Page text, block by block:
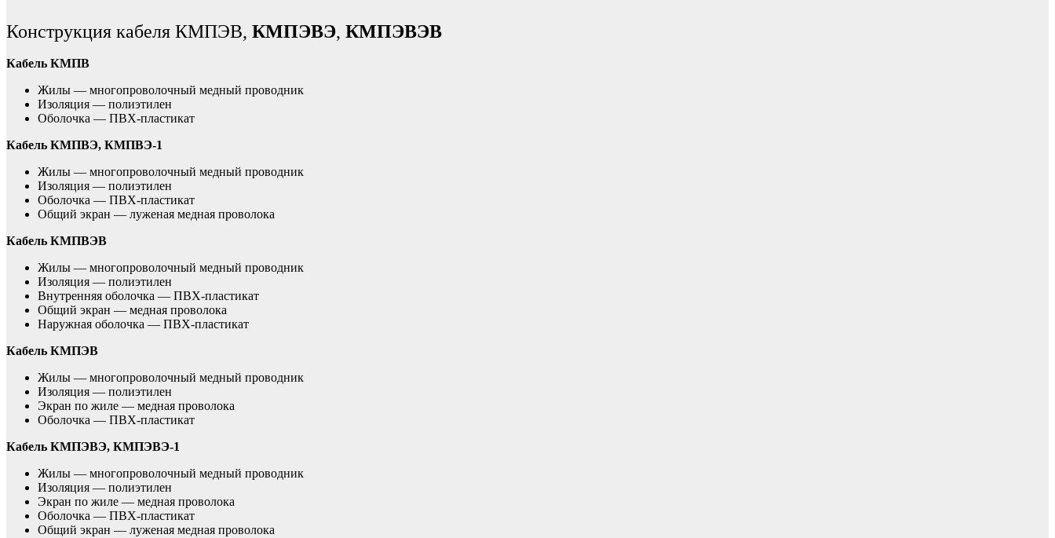
Конструкция кабеля КМПЭВ, КМПЭВЭ, КМПЭВЭВ
Кабель КМПВ
Жилы — многопроволочный медный проводник
Изоляция — полиэтилен
Оболочка — ПВХ-пластикат
Кабель КМПВЭ, КМПВЭ-1
Жилы — многопроволочный медный проводник
Изоляция — полиэтилен
Оболочка — ПВХ-пластикат
Общий экран — луженая медная проволока
Кабель КМПВЭВ
Жилы — многопроволочный медный проводник
Изоляция — полиэтилен
Внутренняя оболочка — ПВХ-пластикат
Общий экран — медная проволока
Наружная оболочка — ПВХ-пластикат
Кабель КМПЭВ
Жилы — многопроволочный медный проводник
Изоляция — полиэтилен
Экран по жиле — медная проволока
Оболочка — ПВХ-пластикат
Кабель КМПЭВЭ, КМПЭВЭ-1
Жилы — многопроволочный медный проводник
Изоляция — полиэтилен
Экран по жиле — медная проволока
Оболочка — ПВХ-пластикат
Общий экран — луженая медная проволока